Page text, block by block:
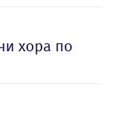
хора по